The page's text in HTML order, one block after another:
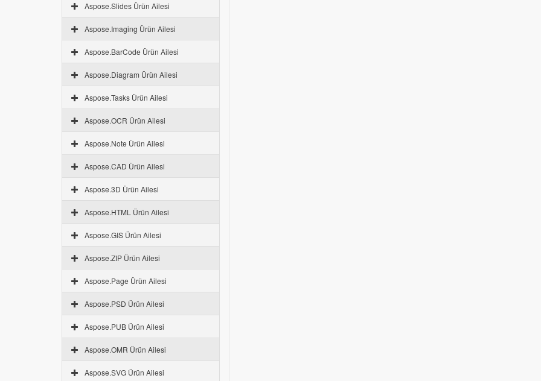
Aspose.Slides Ürün Ailesi
Aspose.Imaging Ürün Ailesi
Aspose.BarCode Ürün Ailesi
Aspose.Diagram Ürün Ailesi
Aspose.Tasks Ürün Ailesi
Aspose.OCR Ürün Ailesi
Aspose.Note Ürün Ailesi
Aspose.CAD Ürün Ailesi
Aspose.3D Ürün Ailesi
Aspose.HTML Ürün Ailesi
Aspose.GIS Ürün Ailesi
Aspose.ZIP Ürün Ailesi
Aspose.Page Ürün Ailesi
Aspose.PSD Ürün Ailesi
Aspose.PUB Ürün Ailesi
Aspose.OMR Ürün Ailesi
Aspose.SVG Ürün Ailesi